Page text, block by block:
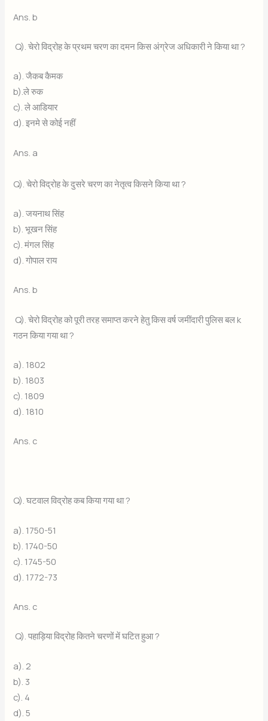
Ans. b
Q). चेरो विद्रोह के प्रथम चरण का दमन किस अंग्रेज अधिकारी ने किया था ?
a). जैकब कैमक
b).ले रुक
c). ले आडियार
d). इनमे से कोई नहीं
Ans. a
Q). चेरो विद्रोह के दुसरे चरण का नेतृत्व किसने किया था ?
a). जयनाथ सिंह
b). भूखन सिंह
c). मंगल सिंह
d). गोपाल राय
Ans. b
Q). चेरो विद्रोह को पूरी तरह समाप्त करने हेतु किस वर्ष जमींदारी पुलिस बल k
गठन किया गया था ?
a). 1802
b). 1803
c). 1809
d). 1810
Ans. c
Q). घटवाल विद्रोह कब किया गया था ?
a). 1750-51
b). 1740-50
c). 1745-50
d). 1772-73
Ans. c
Q). पहाड़िया विद्रोह कितने चरणों में घटित हुआ ?
a). 2
b). 3
c). 4
d). 5